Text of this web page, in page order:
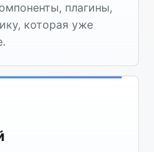
плагины,
которая уже